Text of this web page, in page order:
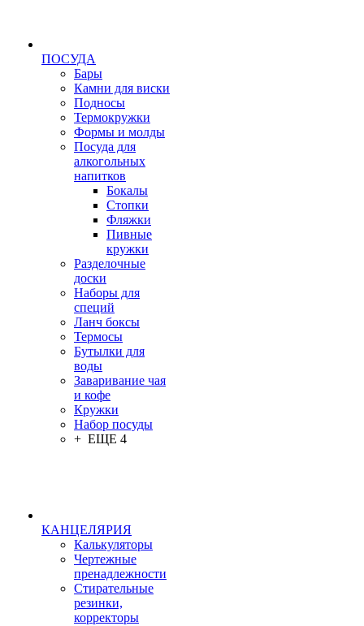
ПОСУДА
Бары
Камни для виски
Подносы
Термокружки
Формы и молды
Посуда для
алкогольных
напитков
Бокалы
Стопки
Фляжки
Пивные
кружки
Разделочные
доски
Наборы для
специй
Ланч боксы
Термосы
Бутылки для
воды
Заваривание чая
и кофе
Кружки
Набор посуды
+ ЕЩЕ 4
КАНЦЕЛЯРИЯ
Калькуляторы
Чертежные
пренадлежности
Стирательные
резинки,
корректоры